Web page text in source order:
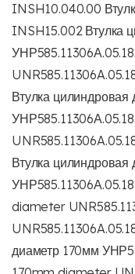
INSH10.040.00
INSH15.002 Втулка
Втулка
Втулка
diameter
диаметр 170мм